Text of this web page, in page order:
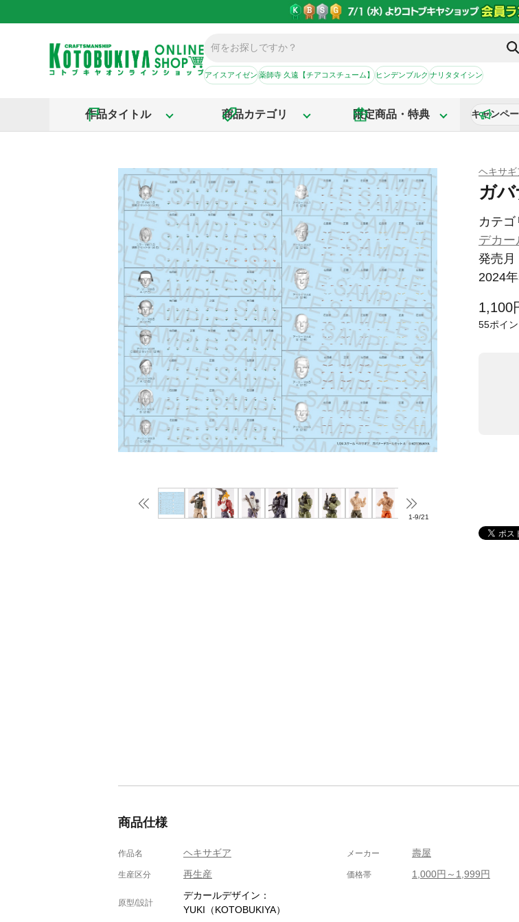
アイスアイゼン薬師寺 久遠【チアコスチューム】ヒンデンブルクナリタタイシン
作品タイトル 商品カテゴリ 限定商品・特典 キャンペ
1-9/21
ヘキサギ
ガ
カテゴ
デカー
発売月
2024
1,100
55ポイ
商品仕様
作品名 ヘキサギア メーカー 壽屋
生産区分 再生産 価格帯 1,000円～1,999円
原型/設計
デカールデザイン：
YUKI（KOTOBUKIYA）